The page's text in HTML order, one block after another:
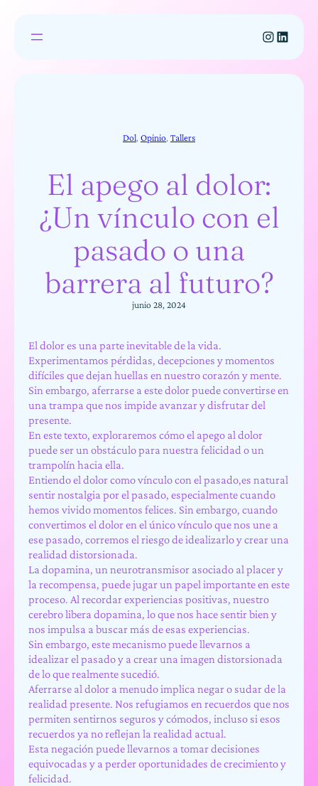
contenido
Instagram
LinkedIn
Dol, Opinio, Tallers
El apego al dolor:
¿Un vínculo con el
pasado o una
barrera al futuro?
junio 28, 2024
El dolor es una parte inevitable de la vida.
Experimentamos pérdidas, decepciones y momentos
difíciles que dejan huellas en nuestro corazón y mente.
Sin embargo, aferrarse a este dolor puede convertirse en
una trampa que nos impide avanzar y disfrutar del
presente.
En este texto, exploraremos cómo el apego al dolor
puede ser un obstáculo para nuestra felicidad o un
trampolín hacia ella.
Entiendo el dolor como vínculo con el pasado,es natural
sentir nostalgia por el pasado, especialmente cuando
hemos vivido momentos felices. Sin embargo, cuando
convertimos el dolor en el único vínculo que nos une a
ese pasado, corremos el riesgo de idealizarlo y crear una
realidad distorsionada.
La dopamina, un neurotransmisor asociado al placer y
la recompensa, puede jugar un papel importante en este
proceso. Al recordar experiencias positivas, nuestro
cerebro libera dopamina, lo que nos hace sentir bien y
nos impulsa a buscar más de esas experiencias.
Sin embargo, este mecanismo puede llevarnos a
idealizar el pasado y a crear una imagen distorsionada
de lo que realmente sucedió.
Aferrarse al dolor a menudo implica negar o sudar de la
realidad presente. Nos refugiamos en recuerdos que nos
permiten sentirnos seguros y cómodos, incluso si esos
recuerdos ya no reflejan la realidad actual.
Esta negación puede llevarnos a tomar decisiones
equivocadas y a perder oportunidades de crecimiento y
felicidad.